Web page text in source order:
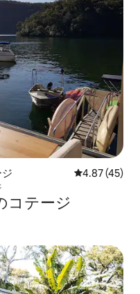
レビュー45
4.87 (45)
コテージ